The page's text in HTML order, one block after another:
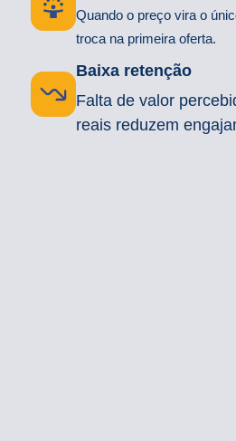
Quando o preço vira o
troca na primeira oferta.
Baixa retenção
Falta de valor
reais reduzem